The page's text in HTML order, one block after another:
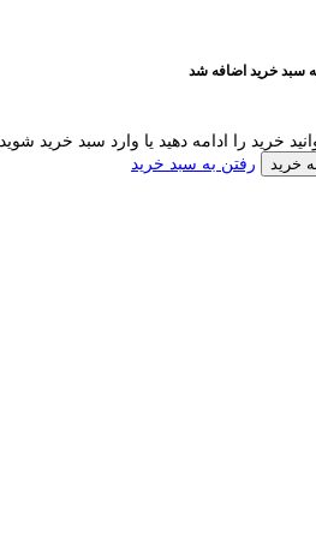
سبد خرید اضافه شد
خرید را ادامه دهید یا وارد سبد خرید شوید.
خرید رفتن به سبد خرید